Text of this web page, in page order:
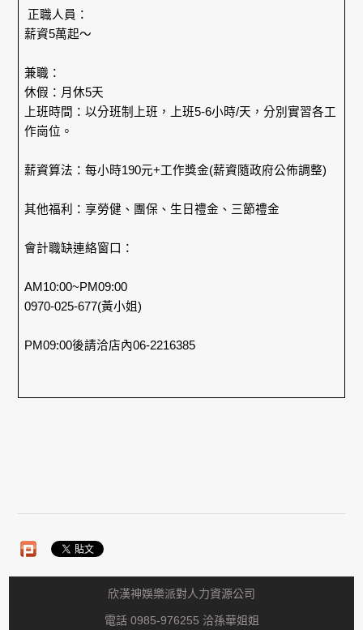
正職人員：
薪資5萬起～
兼職：
休假：月休5天
上班時間：以分班制上班，上班5-6小時/天，分別實習各工
作崗位。
薪資算法：每小時190元+工作獎金(薪資隨政府公佈調整)
其他福利：享勞健、團保、生日禮金、三節禮金
會計職缺連絡窗口：
AM10:00~PM09:00
0970-025-677(黃小姐)
PM09:00後請洽店內06-2216385
欣漢神娛樂派對人力資源公司
電話 0985-976255 洽孫華姐姐